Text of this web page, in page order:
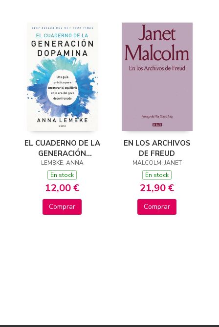
EL CUADERNO DE LA
GENERACIÓN
DOPAMINA
LEMBKE, ANNA
En stock
12,00 €
Comprar
EN LOS ARCHIVOS
DE FREUD
MALCOLM, JANET
En stock
21,90 €
Comprar